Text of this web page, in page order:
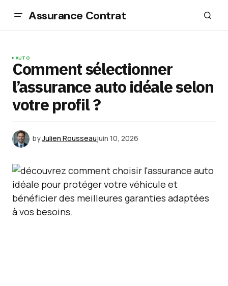
Assurance Contrat
AUTO
Comment sélectionner
l’assurance auto idéale selon
votre profil ?
byJulien Rousseaujuin 10, 2026